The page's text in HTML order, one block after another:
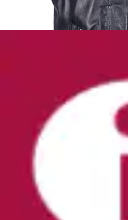
JCC
Aktueller Preis